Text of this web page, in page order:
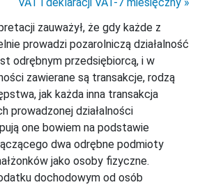
zauważył, że gdy każde z
prowadzi pozarolniczą działalność
odrębnym przedsiębiorcą, i w
zawierane są transakcje, rodzą
jak każda inna transakcja
prowadzonej działalności
one bowiem na podstawie
dwa odrębne podmioty
jako osoby fizyczne.
dochodowym od osób